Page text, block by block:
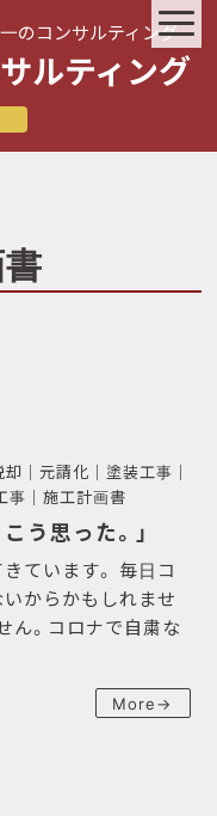
のコンサルティング
ルティング
却 ｜ 元請化 ｜ 塗装工事 ｜
事 ｜施工計画書
う思った。」
ています。 毎日コ
からかもしれませ
ん。コロナで自粛な
More→